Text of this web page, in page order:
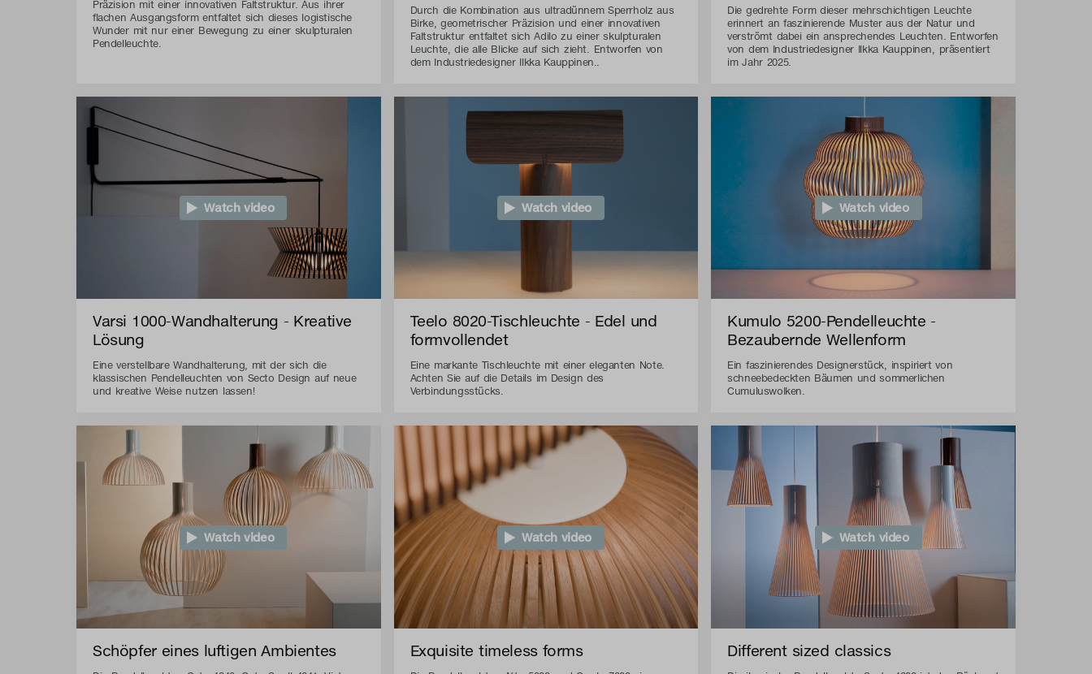
Präzision mit einer innovativen Faltstruktur. Aus ihrer
flachen Ausgangsform entfaltet sich dieses logistische
Wunder mit nur einer Bewegung zu einer skulpturalen
Pendelleuchte.
Durch die Kombination aus ultradünnem Sperrholz aus
Birke, geometrischer Präzision und einer innovativen
Faltstruktur entfaltet sich Adilo zu einer skulpturalen
Leuchte, die alle Blicke auf sich zieht. Entworfen von
dem Industriedesigner Ilkka Kauppinen..
Die gedrehte Form dieser mehrschichtigen Leuchte
erinnert an faszinierende Muster aus der Natur und
verströmt dabei ein ansprechendes Leuchten. Entworfen
von dem Industriedesigner Ilkka Kauppinen, präsentiert
im Jahr 2025.
Watch video
Varsi 1000-Wandhalterung - Kreative
Lösung
Eine verstellbare Wandhalterung, mit der sich die
klassischen Pendelleuchten von Secto Design auf neue
und kreative Weise nutzen lassen!
Watch video
Teelo 8020-Tischleuchte - Edel und
formvollendet
Eine markante Tischleuchte mit einer eleganten Note.
Achten Sie auf die Details im Design des
Verbindungsstücks.
Watch video
Kumulo 5200-Pendelleuchte -
Bezaubernde Wellenform
Ein faszinierendes Designerstück, inspiriert von
schneebedeckten Bäumen und sommerlichen
Cumuluswolken.
Watch video
Schöpfer eines luftigen Ambientes
Watch video
Exquisite timeless forms
Watch video
Different sized classics